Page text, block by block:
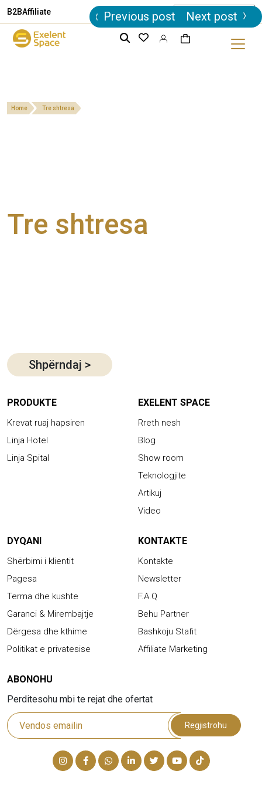
B2BAffiliate
Home Tre shtresa
Tre shtresa
Post
navigation
Previous post Next post
Shpërndaj >
PRODUKTE
Krevat ruaj hapsiren
Linja Hotel
Linja Spital
EXELENT SPACE
Rreth nesh
Blog
Show room
Teknologjite
Artikuj
Video
DYQANI
Shërbimi i klientit
Pagesa
Terma dhe kushte
Garanci & Mirembajtje
Dërgesa dhe kthime
Politikat e privatesise
KONTAKTE
Kontakte
Newsletter
F.A.Q
Behu Partner
Bashkoju Stafit
Affiliate Marketing
ABONOHU
Perditesohu mbi te rejat dhe ofertat
Regjistrohu